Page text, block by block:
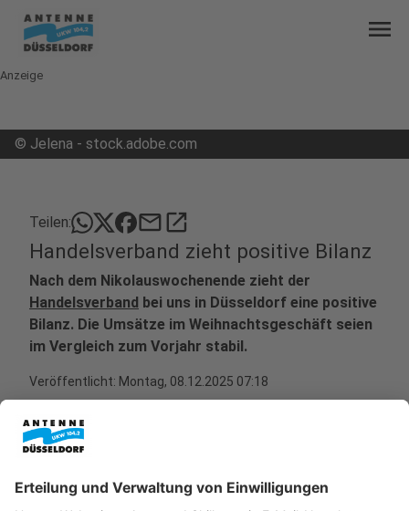
menu
Anzeige
© Jelena - stock.adobe.com
Teilen: mailopen_in_new
Handelsverband zieht positive Bilanz
Nach dem Nikolauswochenende zieht der
Handelsverband bei uns in Düsseldorf eine positive
Bilanz. Die Umsätze im Weihnachtsgeschäft seien
im Vergleich zum Vorjahr stabil.
Veröffentlicht: Montag, 08.12.2025 07:18
Anzeige
An diesem Wochenende wurden laut dem